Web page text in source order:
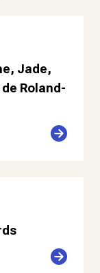
Jade,
Roland-